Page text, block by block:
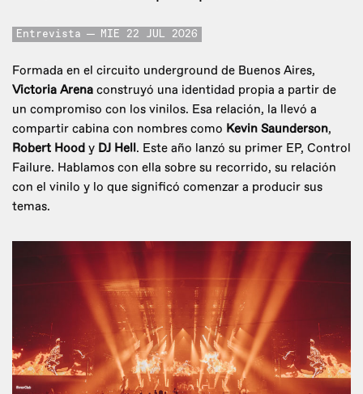
Entrevista MIE 22 JUL 2026
Formada en el circuito underground de Buenos Aires,
Victoria Arena construyó una identidad propia a partir de
un compromiso con los vinilos. Esa relación, la llevó a
compartir cabina con nombres como Kevin Saunderson,
Robert Hood y DJ Hell. Este año lanzó su primer EP, Control
Failure. Hablamos con ella sobre su recorrido, su relación
con el vinilo y lo que significó comenzar a producir sus
temas.